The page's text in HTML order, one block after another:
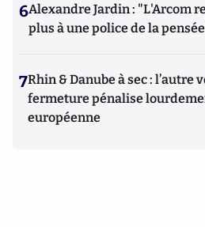
6Alexandre Jardin : "L'Arcom
plus à une police de la
7Rhin & Danube à sec : l’autre
fermeture pénalise
européenne